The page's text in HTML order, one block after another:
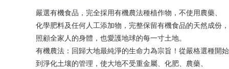
嚴選有機食品，完全採用有機農法種植作物，不使用農藥、
化學肥料及任何人工添加物，完整保留有機食品的天然成份，
照顧全家人的身體，也愛護地球的每一寸土地。
有機農法：回歸大地最純淨的生命力為宗旨！從嚴格選種開始
到淨化土壤的管理，使大地不受重金屬、化肥、農藥、